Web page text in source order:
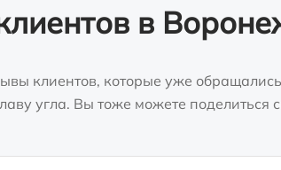
в
клиентов, которые уже
угла. Вы тоже можете